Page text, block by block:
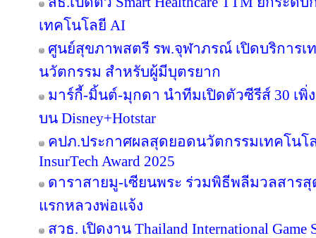
เทคโนโลยี AI
ศูนย์สุขภาพสตรี รพ.จุฬาภรณ์ เปิดบริการเ
นวัตกรรม สำหรับผู้มีบุตรยาก
มาร์กี้-มิ้นต์-มุกดา นำทีมเปิดตัวซีรีส์ 30 เพิ่
บน Disney+Hotstar
คปภ.ประกาศผลสุดยอดนวัตกรรมเทคโนโ
InsurTech Award 2025
ดาราสายมู-เซียนพระ ร่วมพิธีพลีมวลสาร
แรกหลวงพ่อแจ้ง
สวธ. เปิดงาน Thailand International Game